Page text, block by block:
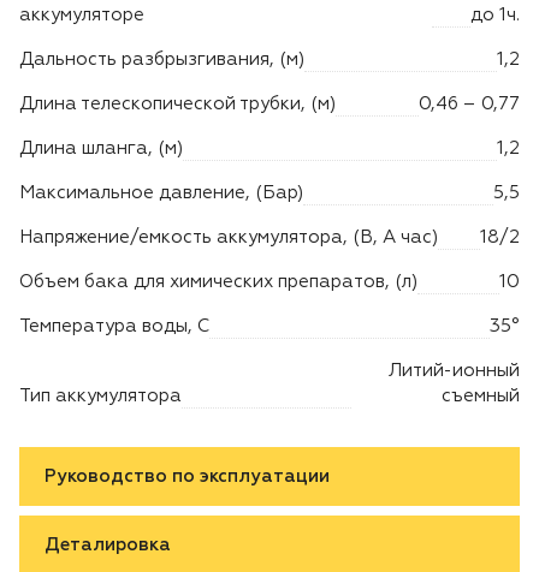
аккумуляторе
до 1ч.
Дальность разбрызгивания, (м) 1,2
Длина телескопической трубки, (м) 0,46 – 0,77
Длина шланга, (м) 1,2
Максимальное давление, (Бар) 5,5
Напряжение/емкость аккумулятора, (В, А час) 18/2
Объем бака для химических препаратов, (л) 10
Температура воды, C 35°
Тип аккумулятора
Литий-ионный
съемный
Руководство по эксплуатации
Деталировка